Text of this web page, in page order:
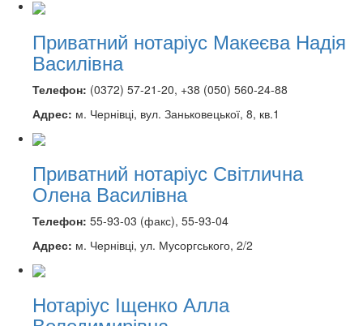
Приватний нотаріус Макеєва Надія
Василівна
Телефон: (0372) 57-21-20, +38 (050) 560-24-88
Адрес: м. Чернівці, вул. Заньковецької, 8, кв.1
Приватний нотаріус Світлична
Олена Василівна
Телефон: 55-93-03 (факс), 55-93-04
Адрес: м. Чернівці, ул. Мусоргського, 2/2
Нотаріус Іщенко Алла